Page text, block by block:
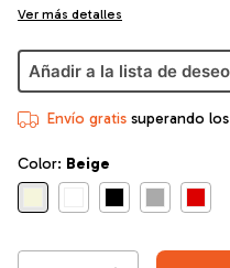
Ver más detalles
Añadir a la lista de
Envío gratis superando los
Color: Beige